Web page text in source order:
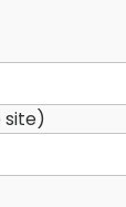
site)